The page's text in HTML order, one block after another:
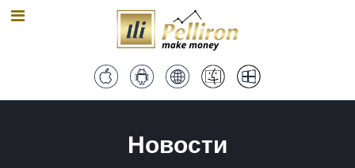
Новости